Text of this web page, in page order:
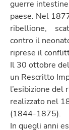
guerre
paese. Nel
ribellione,
contro il
riprese il
Il 30 ottobre
un Rescritto
l’esibizione del
realizzato nel
(1844-1875).
In quegli anni